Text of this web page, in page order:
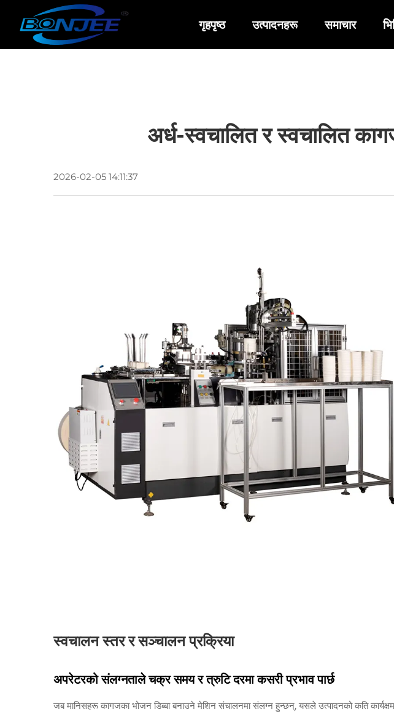
गृहपृष्ठ उत्पादनहरू समाचार
अर्ध-स्वचालित र स्वचालित
2026-02-05 14:11:37
स्वचालन स्तर र सञ्चालन प्रक्रिया
अपरेटरको संलग्नताले चक्र समय र त्रुटि दरमा कसरी प्रभाव पार्छ
जब मानिसहरू कागजका भोजन डिब्बा बनाउने मेशिन संचालनमा संलग्न हुन्छन्, यसले उत्पादनको कति